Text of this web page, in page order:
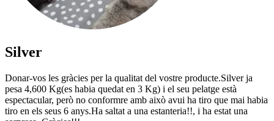
Silver
Donar-vos les gràcies per la qualitat del vostre producte.Silver ja
pesa 4,600 Kg(es habia quedat en 3 Kg) i el seu pelatge està
espectacular, però no conformre amb això avui ha tiro que mai habia
tiro en els seus 6 anys.Ha saltat a una estanteria!!, i ha estat una